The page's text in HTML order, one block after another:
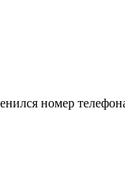
номер